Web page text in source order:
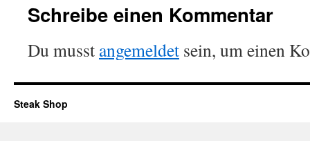
Schreibe einen Kommentar
Du musst angemeldet sein, um einen
Steak Shop